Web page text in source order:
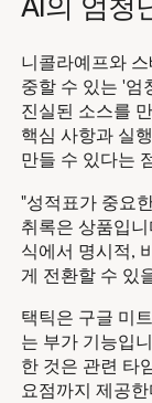
니콜라예프와
중할 수 있는 '엄
진실된 소스를
핵심 사항과 실
만들 수 있다는
"성적표가 중요
취록은 상품입
식에서 명시적,
게 전환할 수 있
택틱은 구글 미
는 부가 기능입
한 것은 관련 타
요점까지 제공